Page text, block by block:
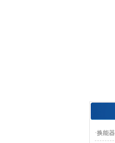
·换能器